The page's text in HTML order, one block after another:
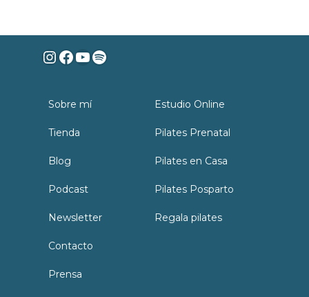
Instagram
Facebook
YouTube
Spotify
Sobre mí
Tienda
Blog
Podcast
Newsletter
Contacto
Prensa
Estudio Online
Pilates Prenatal
Pilates en Casa
Pilates Posparto
Regala pilates